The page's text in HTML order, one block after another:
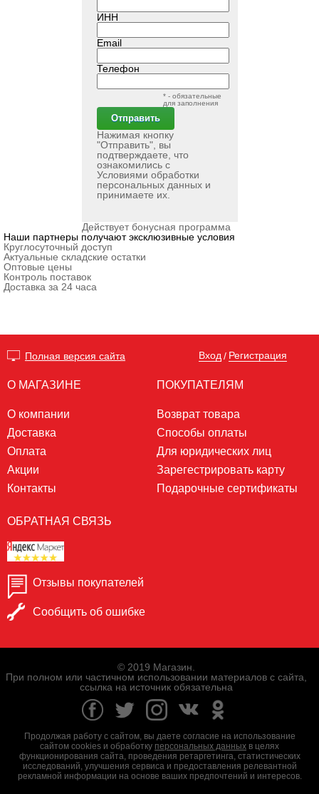
ИНН
Email
Телефон
* - обязательные
для заполнения
Нажимая кнопку
"Отправить", вы
подтверждаете, что
ознакомились с
Условиями обработки
персональных данныхи
принимаете их.
Действует бонусная программа
Наши партнеры получают эксклюзивные условия
Круглосуточный доступ
Актуальные складские остатки
Оптовые цены
Контроль поставок
Доставка за 24 часа
Полная версия сайта Вход / Регистрация
О МАГАЗИНЕ
О компании
Доставка
Оплата
Акции
Контакты
ПОКУПАТЕЛЯМ
Возврат товара
Способы оплаты
Для юридических лиц
Зарегестрировать карту
Подарочные сертификаты
ОБРАТНАЯ СВЯЗЬ
Отзывы покупателей
Сообщить об ошибке
© 2019 Магазин.
При полном или частичном использовании материалов с сайта,
ссылка на источник обязательна
Продолжая работу с сайтом, вы даете согласие на использование
сайтом cookies и обработку персональных данных в целях
функционирования сайта, проведения ретаргетинга, статистических
исследований, улучшения сервиса и предоставления релевантной
рекламной информации на основе ваших предпочтений и интересов.